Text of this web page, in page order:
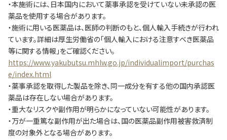
・本施術には、日本国内において薬事承認を受けていない未承認の医
薬品を使用する場合があります。
・施術に用いる医薬品は、医師の判断のもと、個人輸入手続きが行われ
ています。詳細は厚生労働省の「個人輸入における注意すべき医薬品
等に関する情報」をご確認ください。
https://www.yakubutsu.mhlw.go.jp/individualimport/purchas
e/index.html
・薬事承認を取得した製品を除き、同一成分を有する他の国内承認医
薬品は存在しない場合があります。
・重大なリスクや副作用が明らかになっていない可能性があります。
・万が一重篤な副作用が出た場合は、国の医薬品副作用被害救済制
度の対象外となる場合があります。